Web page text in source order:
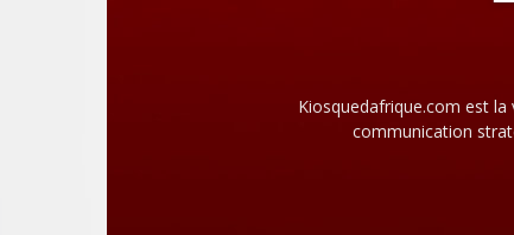
Kiosquedafrique.com est
communication